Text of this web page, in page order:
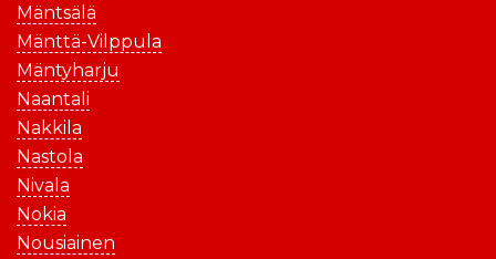
Mäntsälä
Mänttä-Vilppula
Mäntyharju
Naantali
Nakkila
Nastola
Nivala
Nokia
Nousiainen